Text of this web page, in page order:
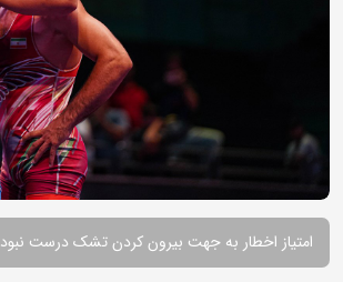
امتیاز اخطار به جهت بیرون کردن تشک درست نبود